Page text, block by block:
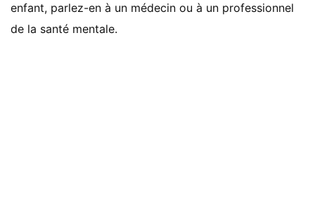
enfant, parlez-en à un médecin ou à un professionnel
de la santé mentale.